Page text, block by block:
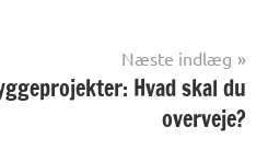
Næste indlæg
Hvad skal du
overveje?